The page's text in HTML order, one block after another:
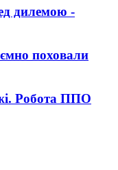
дилемою -
поховали
Робота ППО